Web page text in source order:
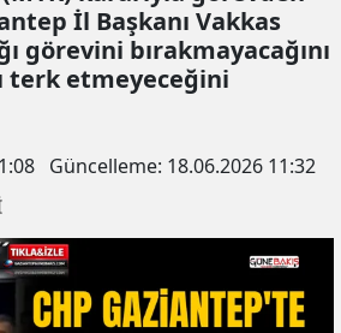
İl Başkanı Vakkas
görevini bırakmayacağını
terk etmeyeceğini
Güncelleme: 18.06.2026 11:32